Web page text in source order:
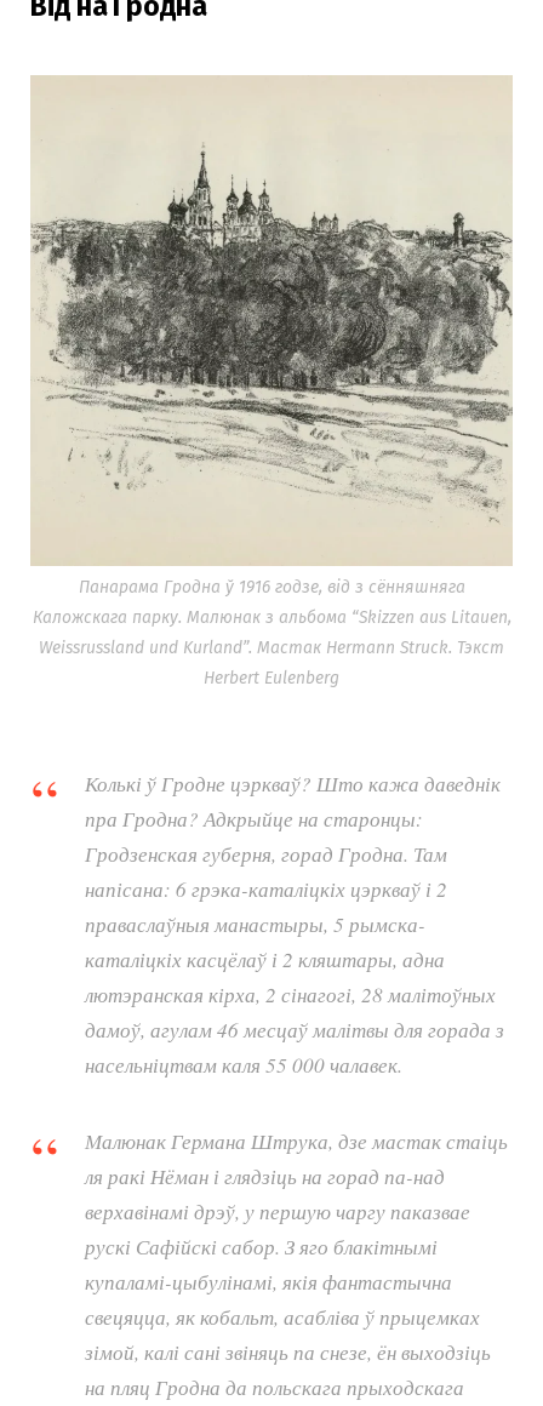
Панарама Гродна ў 1916 годзе, від з сённяшняга
Каложскага парку. Малюнак з альбома “Skizzen aus Litauen,
Weissrussland und Kurland”. Мастак Hermann Struck. Тэкст
Herbert Eulenberg
Колькі ў Гродне цэркваў? Што кажа даведнік
пра Гродна? Адкрыйце на старонцы:
Гродзенская губерня, горад Гродна. Там
напісана: 6 грэка-каталіцкіх цэркваў і 2
праваслаўныя манастыры, 5 рымска-
каталіцкіх касцёлаў і 2 кляштары, адна
лютэранская кірха, 2 сінагогі, 28 малітоўных
дамоў, агулам 46 месцаў малітвы для горада з
насельніцтвам каля 55 000 чалавек.
Малюнак Германа Штрука, дзе мастак стаіць
ля ракі Нёман і глядзіць на горад па-над
верхавінамі дрэў, у першую чаргу паказвае
рускі Сафійскі сабор. З яго блакітнымі
купаламі-цыбулінамі, якія фантастычна
свецяцца, як кобальт, асабліва ў прыцемках
зімой, калі сані звіняць па снезе, ён выходзіць
на пляц Гродна да польскага прыходскага